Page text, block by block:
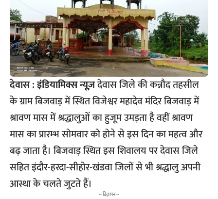
देवास :इंडियामिक्स न्यूज़देवास जिले की कन्नौद तहसील
के ग्राम बिजवाड़ में स्थित विजेश्वर महादेव मंदिर बिजवाड़ में
श्रावण मास में श्रद्धालुओं का हुजूम उमड़ता है वहीं श्रावण
मास का प्रारम्भ सोमवार को होने से इस दिन का महत्व और
बढ़ जाता है। बिजवाड़ स्थित इस शिवालय पर देवास जिले
सहित इंदौर-हरदा-सीहोर-खंडवा जिलों से भी श्रद्धालु अपनी
आस्था के चलते जुटते हैं।
-- विज्ञापन --